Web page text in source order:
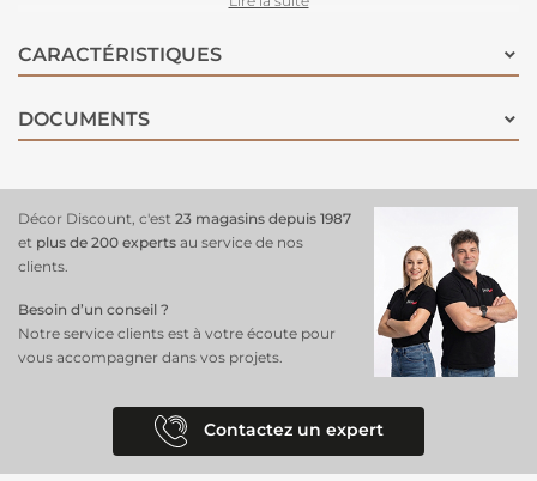
l’univers Marvel ou ceux qui recherchent une
caractère, cettetoile transformera votre espace!
CARACTÉRISTIQUES
DOCUMENTS
Décor Discount, c'est 23 magasins depuis 1987
et plus de 200 experts au service de nos
clients.
Besoin d’un conseil ?
Notre service clients est à votre écoute pour
vous accompagner dans vos projets.
Contactez un expert